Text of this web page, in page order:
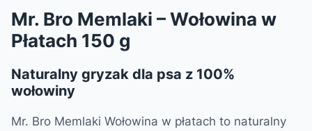
Mr. Bro Memlaki – Wołowina w
Płatach 150 g
Naturalny gryzak dla psa z 100%
wołowiny
Mr. Bro Memlaki Wołowina w płatach to naturalny